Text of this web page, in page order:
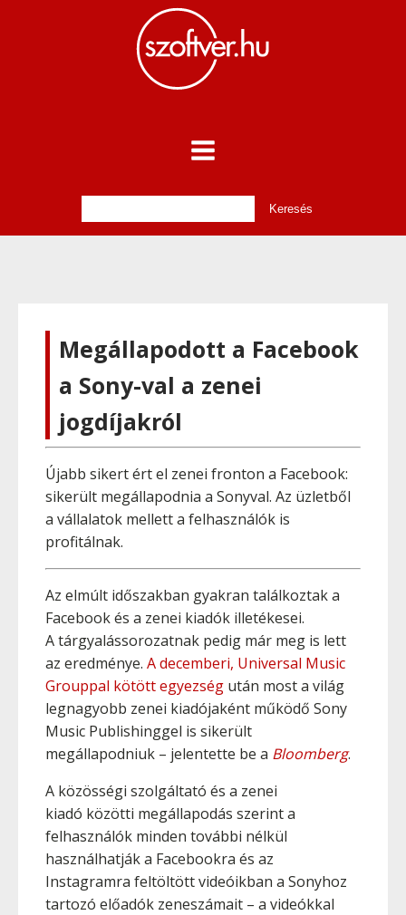
Megállapodott a Facebook
a Sony-val a zenei
jogdíjakról
Újabb sikert ért el zenei fronton a Facebook:
sikerült megállapodnia a Sonyval. Az üzletből
a vállalatok mellett a felhasználók is
profitálnak.
Az elmúlt időszakban gyakran találkoztak a
Facebook és a zenei kiadók illetékesei.
A tárgyalássorozatnak pedig már meg is lett
az eredménye. A decemberi, Universal Music
Grouppal kötött egyezség után most a világ
legnagyobb zenei kiadójaként működő Sony
Music Publishinggel is sikerült
megállapodniuk – jelentette be a Bloomberg.
A közösségi szolgáltató és a zenei
kiadó közötti megállapodás szerint a
felhasználók minden további nélkül
használhatják a Facebookra és az
Instagramra feltöltött videóikban a Sonyhoz
tartozó előadók zeneszámait – a videókkal